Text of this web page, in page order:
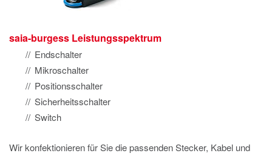
saia-burgess Leistungsspektrum
Endschalter
Mikroschalter
Positionsschalter
Sicherheitsschalter
Switch
Wir konfektionieren für Sie die passenden Stecker, Kabel und